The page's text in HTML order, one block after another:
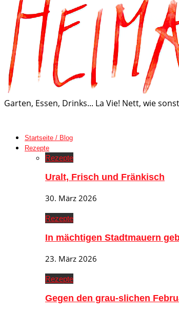
Garten, Essen, Drinks... La Vie! Nett, wie
Startseite / Blog
Rezepte
Rezepte
Uralt, Frisch und Fränkisch
30. März 2026
Rezepte
In mächtigen Stadtmauern
23. März 2026
Rezepte
Gegen den grau-slichen